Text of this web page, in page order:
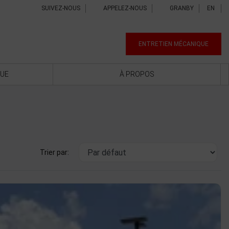
SUIVEZ-NOUS APPELEZ-NOUS GRANBY EN
ENTRETIEN MÉCANIQUE
À PROPOS
Trier par: